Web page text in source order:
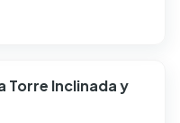
Torre Inclinada y